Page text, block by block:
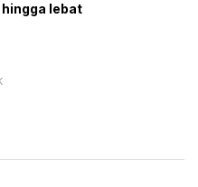
lebat